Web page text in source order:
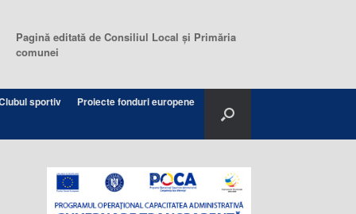
Pagină editată de Consiliul Local şi Primăria
comunei
sportiv
Proiecte fonduri europene